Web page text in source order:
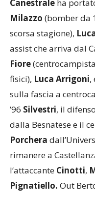
Milazzo(bomber da
scorsa stagione),
assist che arriva dal
Fiore
fisici),Luca Arrigoni,
sulla fascia a
’96Silvestri, il
dalla Besnatese e il
Porchera
rimanere a
l’attaccanteCinotti,
Pignatiello.Out
Benloukilia e Ghizzi,